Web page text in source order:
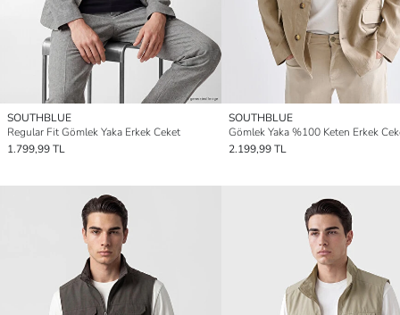
SOUTHBLUE
Regular Fit Gömlek Yaka Erkek Ceket
1.799,99 TL
SOUTHBLUE
Gömlek Yaka %100 Keten Erkek
2.199,99 TL